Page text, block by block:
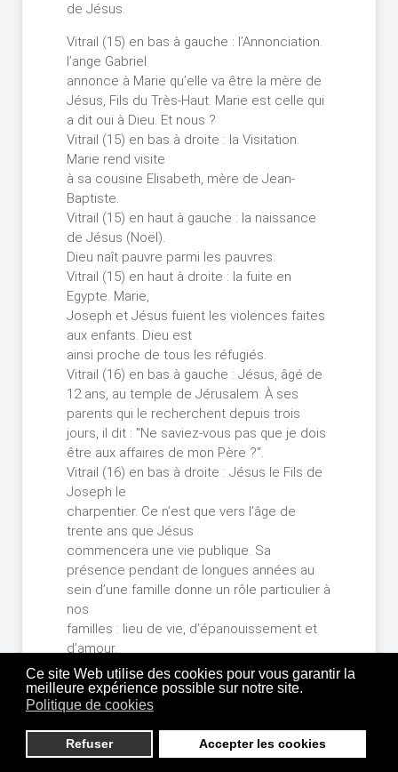
Ce site Web utilise des cookies pour vous garantir la
meilleure expérience possible sur notre site.
Politique de cookies
Refuser Accepter les cookies
de Jésus.
Vitrail (15) en bas à gauche : l’Annonciation.
l’ange Gabriel
annonce à Marie qu’elle va être la mère de
Jésus, Fils du Très-Haut. Marie est celle qui
a dit oui à Dieu. Et nous ?
Vitrail (15) en bas à droite : la Visitation.
Marie rend visite
à sa cousine Elisabeth, mère de Jean-
Baptiste.
Vitrail (15) en haut à gauche : la naissance
de Jésus (Noël).
Dieu naît pauvre parmi les pauvres.
Vitrail (15) en haut à droite : la fuite en
Egypte. Marie,
Joseph et Jésus fuient les violences faites
aux enfants. Dieu est
ainsi proche de tous les réfugiés.
Vitrail (16) en bas à gauche : Jésus, âgé de
12 ans, au temple de Jérusalem. À ses
parents qui le recherchent depuis trois
jours, il dit : "Ne saviez-vous pas que je dois
être aux affaires de mon Père ?".
Vitrail (16) en bas à droite : Jésus le Fils de
Joseph le
charpentier. Ce n’est que vers l’âge de
trente ans que Jésus
commencera une vie publique. Sa
présence pendant de longues années au
sein d’une famille donne un rôle particulier à
nos
familles : lieu de vie, d’épanouissement et
d’amour.
Vitrail (16) en haut à gauche : les noces de
Cana. Invité à
noces au village de Cana, le vin manquant,
Jésus change l’eau en vin. Marie avait dit
aux serviteurs : "Faites tout ce qu’il vous